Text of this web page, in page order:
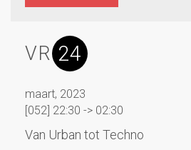
VR 24
maart, 2023
[052] 22:30 -> 02:30
Van Urban tot Techno